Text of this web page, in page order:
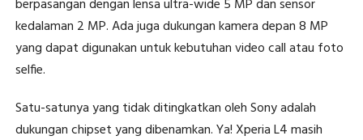
berpasangan dengan lensa ultra-wide 5 MP dan sensor
kedalaman 2 MP. Ada juga dukungan kamera depan 8 MP
yang dapat digunakan untuk kebutuhan video call atau foto
selfie.
Satu-satunya yang tidak ditingkatkan oleh Sony adalah
dukungan chipset yang dibenamkan. Ya! Xperia L4 masih